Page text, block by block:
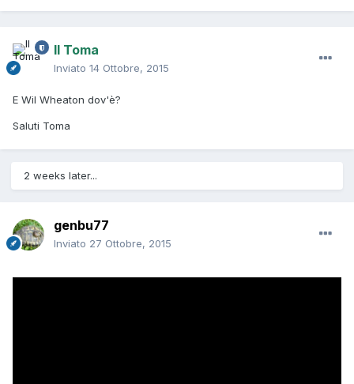
Il Toma
Inviato 14 Ottobre, 2015
E Wil Wheaton dov'è?
Saluti Toma
2 weeks later...
genbu77
Inviato 27 Ottobre, 2015